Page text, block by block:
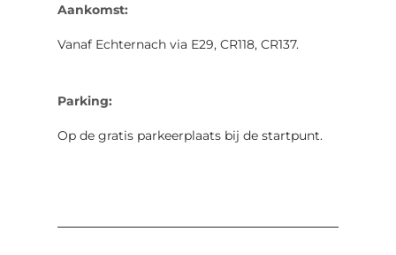
Aankomst:
Vanaf Echternach via E29, CR118, CR137.
Parking:
Op de gratis parkeerplaats bij de startpunt.